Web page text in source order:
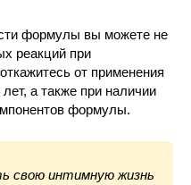
формулы вы можете не
реакций при
от применения
а также при наличии
формулы.
свою интимную жизнь